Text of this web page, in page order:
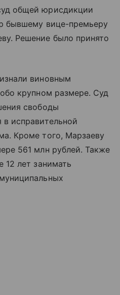
общей юрисдикции
бывшему вице-премьеру
Решение было принято
виновным
крупном размере. Суд
свободы
в исправительной
Кроме того, Марзаеву
561 млн рублей. Также
12 лет занимать